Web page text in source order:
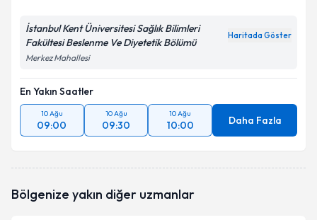
İstanbul Kent Üniversitesi Sağlık Bilimleri
Fakültesi Beslenme Ve Diyetetik Bölümü
Haritada Göster
Merkez Mahallesi
En Yakın Saatler
10 Ağu
09:00
10 Ağu
09:30
10 Ağu
10:00 Daha Fazla
Bölgenize yakın diğer uzmanlar